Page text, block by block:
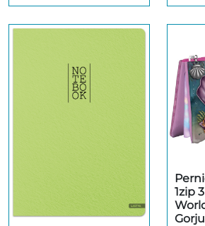
1zip